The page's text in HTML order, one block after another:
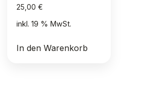
25,00 €
inkl. 19 % MwSt.
In den Warenkorb